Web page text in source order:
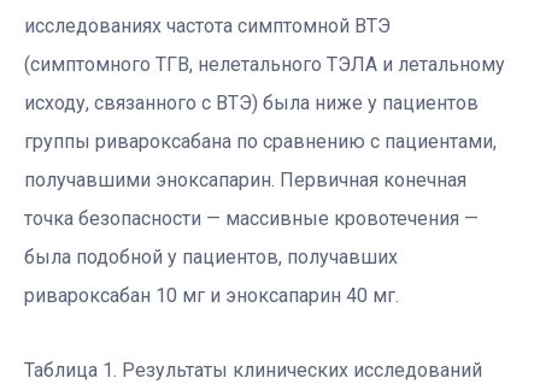
исследованиях частота симптомной ВТЭ
(симптомного ТГВ, нелетального ТЭЛА и летальному
исходу, связанного с ВТЭ) была ниже у пациентов
группы ривароксабана по сравнению с пациентами,
получавшими эноксапарин. Первичная конечная
точка безопасности — массивные кровотечения —
была подобной у пациентов, получавших
ривароксабан 10 мг и эноксапарин 40 мг.
Таблица 1. Результаты клинических исследований